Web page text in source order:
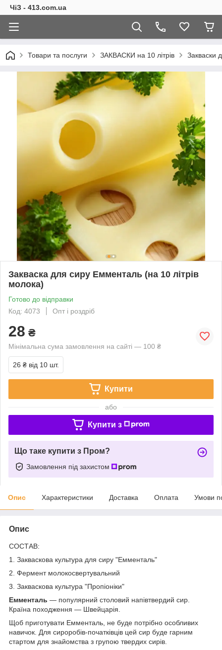
ЧіЗ - 413.com.ua
Товари та послуги ЗАКВАСКИ на 10 літрів Закваски
Закваска для сиру Емменталь (на 10 літрів
молока)
Готово до відправки
Код: 4073
Опт і роздріб
28 ₴
Мінімальна сума замовлення на сайті — 100 ₴
26 ₴ від 10 шт.
Купити
або
Купити з
Що таке купити з Пром?
Замовлення під захистом
Опис Характеристики Доставка Оплата Умови
Опис
СОСТАВ:
1. Закваскова культура для сиру "Емменталь"
2. Фермент молокосвертувальний
3. Закваскова культура "Пропіоніки"
Емменталь — популярний столовий напівтвердий сир.
Країна походження — Швейцарія.
Щоб приготувати Емменталь, не буде потрібно особливих
навичок. Для сироробів-початківців цей сир буде гарним
стартом для знайомства з групою твердих сирів.